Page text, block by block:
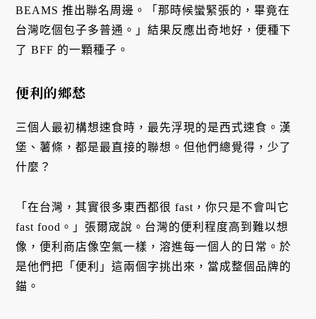
BEAMS 推出聯名周邊。「那時候蠻緊張的，畢竟在
台灣吃個包子多普通。」結果反應出奇地好，便種下
了 BFF 的一顆種子。
便利的鄉愁
三個人最初構想速食時，最先浮現的是西式速食。漢
堡、薯條，都是最直接的聯想。但他們總覺得，少了
什麼？
「在台灣，其實很多東西都很 fast，你只是不會叫它
fast food。」張爾宬說。台灣的便利程度高到難以想
像，便利商店像空氣一樣，溶進每一個人的日常。於
是他們把「便利」這兩個字挑出來，當成整個品牌的
錨。